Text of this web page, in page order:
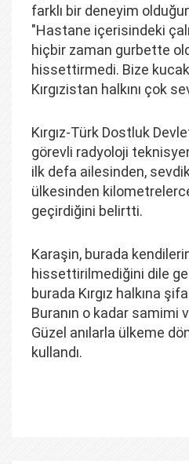
farklı bir deneyim
"Hastane içerisindeki
hiçbir zaman gurbette
hissettirmedi. Bize kucak
Kırgızistan halkını çok
Kırgız-Türk Dostluk
görevli radyoloji
ilk defa ailesinden,
ülkesinden
geçirdiğini belirtti.
Karaşin, burada
hissettirilmediğini dile
burada Kırgız halkına
Buranın o kadar samimi
Güzel anılarla ülkeme
kullandı.